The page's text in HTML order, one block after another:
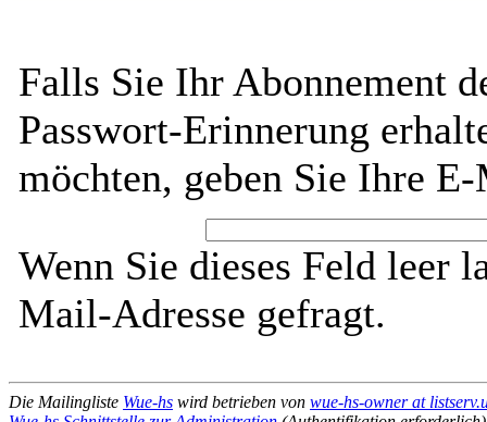
Falls Sie Ihr Abonnement
Passwort-Erinnerung
möchten, geben Sie Ihre
Wenn Sie dieses Feld leer
Mail-Adresse gefragt.
Die Mailingliste Wue-hs wird betrieben von wue-hs-owner at